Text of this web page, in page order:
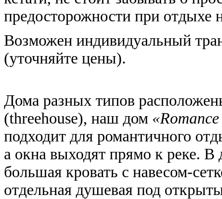
предосторожности при отдыхе
Возможен индивидуальный
(уточняйте цены).
Дома разных типов
(threehouse), наш дом
подходит для романтичного
а окна выходят прямо к реке. В
большая кровать с навесом-
отдельная душевая под